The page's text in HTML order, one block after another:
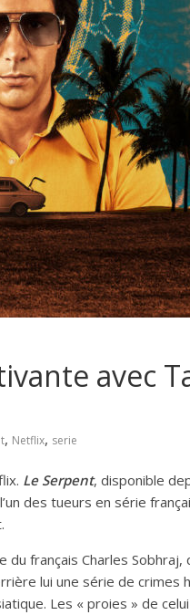
avec
, Netflix, serie
Le Serpent, disponible
des tueurs en série
du français Charles Sobhraj,
lui une série de crimes
Les « proies » de